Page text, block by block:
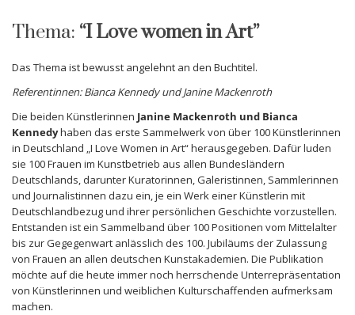
Thema: “I Love women in Art”
Das Thema ist bewusst angelehnt an den Buchtitel.
Referentinnen: Bianca Kennedy und Janine Mackenroth
Die beiden Künstlerinnen Janine Mackenroth und Bianca
Kennedyhaben das erste Sammelwerk von über 100 Künstlerinnen
in Deutschland „I Love Women in Art“ herausgegeben. Dafür luden
sie 100 Frauen im Kunstbetrieb aus allen Bundesländern
Deutschlands, darunter Kuratorinnen, Galeristinnen, Sammlerinnen
und Journalistinnen dazu ein, je ein Werk einer Künstlerin mit
Deutschlandbezug und ihrer persönlichen Geschichte vorzustellen.
Entstanden ist ein Sammelband über 100 Positionen vom Mittelalter
bis zur Gegegenwart anlässlich des 100. Jubiläums der Zulassung
von Frauen an allen deutschen Kunstakademien. Die Publikation
möchte auf die heute immer noch herrschende Unterrepräsentation
von Künstlerinnen und weiblichen Kulturschaffenden aufmerksam
machen.